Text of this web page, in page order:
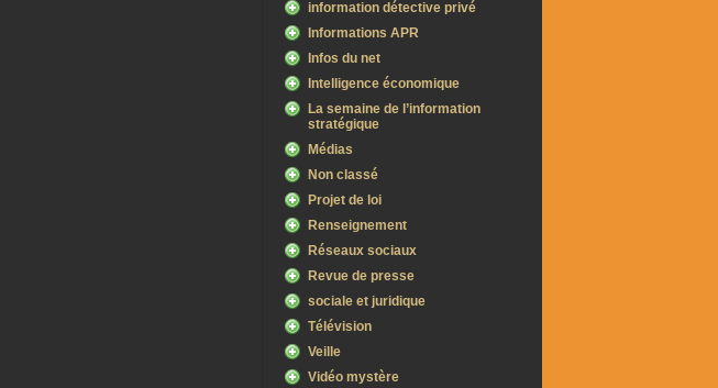
information détective privé
Informations APR
Infos du net
Intelligence économique
La semaine de l’information
stratégique
Médias
Non classé
Projet de loi
Renseignement
Réseaux sociaux
Revue de presse
sociale et juridique
Télévision
Veille
Vidéo mystère